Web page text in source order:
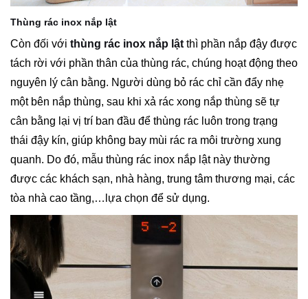
Thùng rác inox nắp lật
Còn đối với thùng rác inox nắp lật thì phần nắp đậy được
tách rời với phần thân của thùng rác, chúng hoạt động theo
nguyên lý cân bằng. Người dùng bỏ rác chỉ cần đẩy nhẹ
một bên nắp thùng, sau khi xả rác xong nắp thùng sẽ tự
cân bằng lại vị trí ban đầu để thùng rác luôn trong trạng
thái đậy kín, giúp không bay mùi rác ra môi trường xung
quanh. Do đó, mẫu thùng rác inox nắp lật này thường
được các khách sạn, nhà hàng, trung tâm thương mại, các
tòa nhà cao tầng,…lựa chọn để sử dụng.